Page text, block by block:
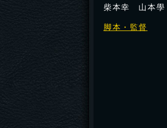
柴本幸 山本
脚本・監督